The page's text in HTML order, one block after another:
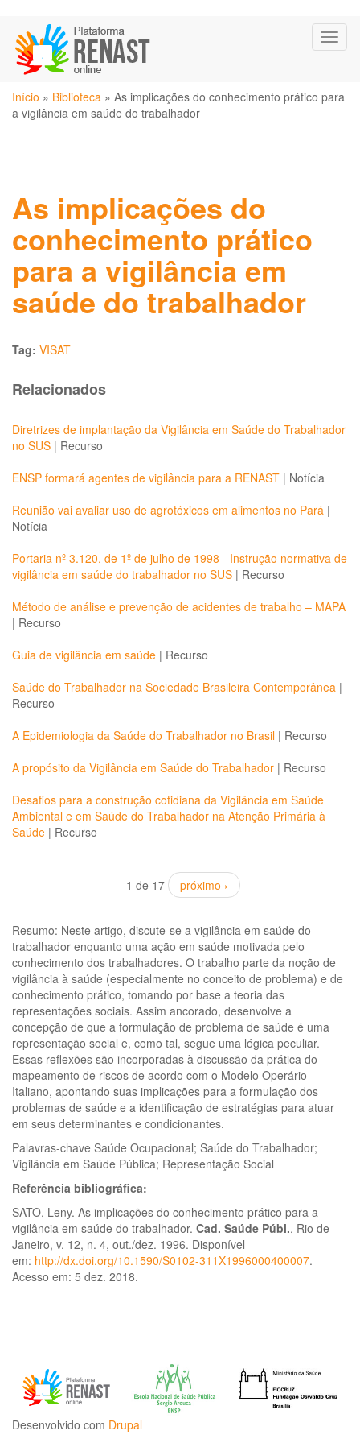
para
conteúdo
principal
Você
está
Início » Biblioteca » As implicações do conhecimento prático para
a vigilância em saúde do trabalhador
As implicações do
conhecimento prático
para a vigilância em
saúde do trabalhador
Tag: VISAT
Relacionados
Diretrizes de implantação da Vigilância em Saúde do Trabalhador
no SUS | Recurso
ENSP formará agentes de vigilância para a RENAST | Notícia
Reunião vai avaliar uso de agrotóxicos em alimentos no Pará |
Notícia
Portaria nº 3.120, de 1º de julho de 1998 - Instrução normativa de
vigilância em saúde do trabalhador no SUS | Recurso
Método de análise e prevenção de acidentes de trabalho – MAPA
| Recurso
Guia de vigilância em saúde | Recurso
Saúde do Trabalhador na Sociedade Brasileira Contemporânea |
Recurso
A Epidemiologia da Saúde do Trabalhador no Brasil | Recurso
A propósito da Vigilância em Saúde do Trabalhador | Recurso
Desafios para a construção cotidiana da Vigilância em Saúde
Ambiental e em Saúde do Trabalhador na Atenção Primária à
Saúde | Recurso
1 de 17 próximo ›
Resumo: Neste artigo, discute-se a vigilância em saúde do
trabalhador enquanto uma ação em saúde motivada pelo
conhecimento dos trabalhadores. O trabalho parte da noção de
vigilância à saúde (especialmente no conceito de problema) e de
conhecimento prático, tomando por base a teoria das
representações sociais. Assim ancorado, desenvolve a
concepção de que a formulação de problema de saúde é uma
representação social e, como tal, segue uma lógica peculiar.
Essas reflexões são incorporadas à discussão da prática do
mapeamento de riscos de acordo com o Modelo Operário
Italiano, apontando suas implicações para a formulação dos
problemas de saúde e a identificação de estratégias para atuar
em seus determinantes e condicionantes.
Palavras-chave Saúde Ocupacional; Saúde do Trabalhador;
Vigilância em Saúde Pública; Representação Social
Referência bibliográfica:
SATO, Leny. As implicações do conhecimento prático para a
vigilância em saúde do trabalhador. Cad. Saúde Públ., Rio de
Janeiro, v. 12, n. 4, out./dez. 1996. Disponível
em: http://dx.doi.org/10.1590/S0102-311X1996000400007.
Acesso em: 5 dez. 2018.
Desenvolvido com Drupal